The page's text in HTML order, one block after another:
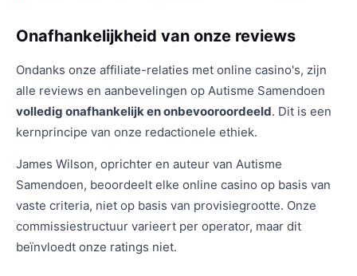
Onafhankelijkheid van onze reviews
Ondanks onze affiliate-relaties met online casino's, zijn
alle reviews en aanbevelingen op Autisme Samendoen
volledig onafhankelijk en onbevooroordeeld. Dit is een
kernprincipe van onze redactionele ethiek.
James Wilson, oprichter en auteur van Autisme
Samendoen, beoordeelt elke online casino op basis van
vaste criteria, niet op basis van provisiegrootte. Onze
commissiestructuur varieert per operator, maar dit
beïnvloedt onze ratings niet.